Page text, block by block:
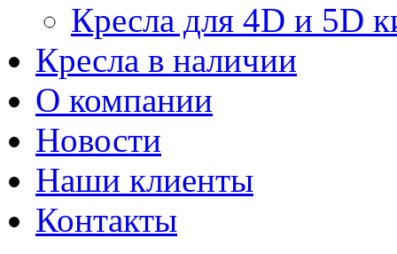
Кресла для 4D и 5D
Кресла в наличии
О компании
Новости
Наши клиенты
Контакты